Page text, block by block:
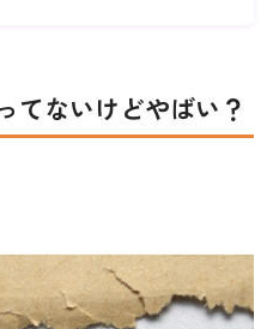
てないけどやばい？